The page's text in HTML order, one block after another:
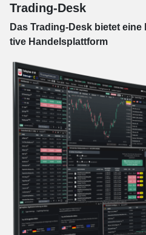
Trading-Desk
Das Trading-Desk bie­tet
tive Han­dels­platt­form